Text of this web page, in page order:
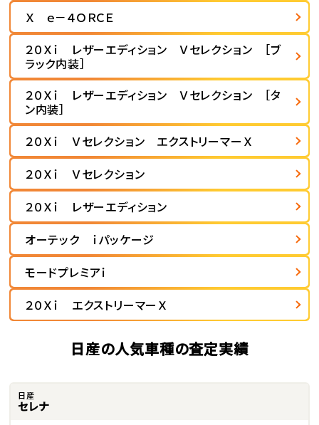
Ｘ ｅ－４ＯＲＣＥ
２０Ｘｉ レザーエディション Ｖセレクション ［ブ
ラック内装］
２０Ｘｉ レザーエディション Ｖセレクション ［タ
ン内装］
２０Ｘｉ Ｖセレクション エクストリーマーＸ
２０Ｘｉ Ｖセレクション
２０Ｘｉ レザーエディション
オーテック ｉパッケージ
モードプレミアｉ
２０Ｘｉ エクストリーマーＸ
日産の人気車種の査定実績
日産
セレナ